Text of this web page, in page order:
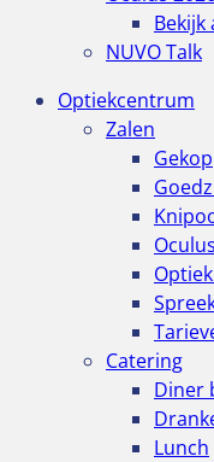
Bekijk
NUVO Talk
Optiekcentrum
Zalen
Catering
Diner
Lunch